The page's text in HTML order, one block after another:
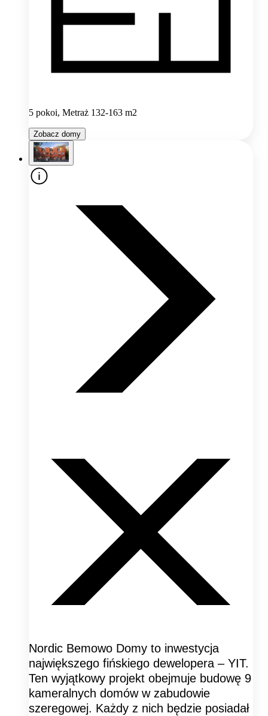
5 pokoi, Metraż 132-163 m2
Zobacz domy
Nordic Bemowo Domy to inwestycja
największego fińskiego dewelopera – YIT.
Ten wyjątkowy projekt obejmuje budowę 9
kameralnych domów w zabudowie
szeregowej. Każdy z nich będzie posiadał